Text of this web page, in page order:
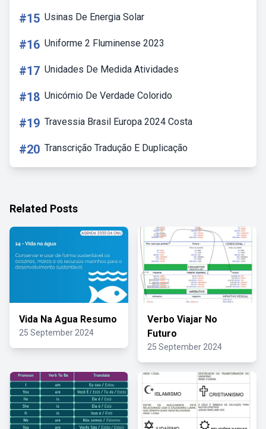
#15 Usinas De Energia Solar
#16 Uniforme 2 Fluminense 2023
#17 Unidades De Medida Atividades
#18 Unicórnio De Verdade Colorido
#19 Travessia Brasil Europa 2024 Costa
#20 Transcrição Tradução E Duplicação
Related Posts
Vida Na Agua Resumo
25 September 2024
Verbo Viajar No
Futuro
25 September 2024